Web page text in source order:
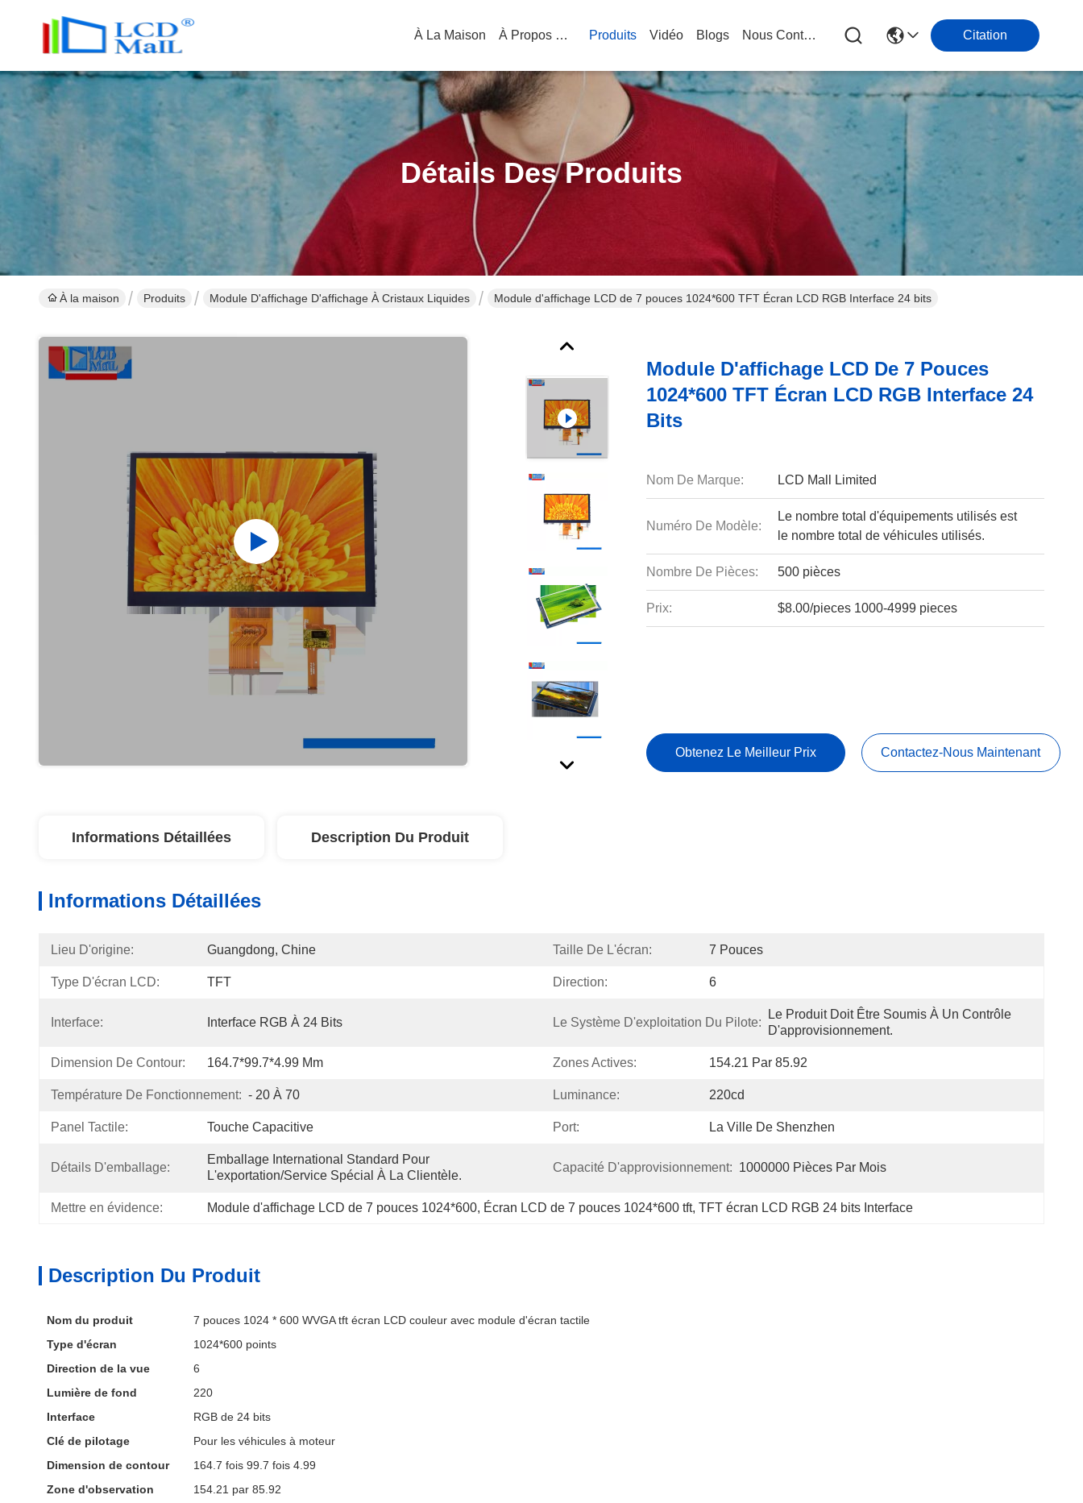
À La Maison À Propos De Nous Produits Vidéo Blogs Nous Contacter Citation
Détails Des Produits
À la maison Produits Module D'affichage D'affichage À Cristaux Liquides Module d'affichage LCD de 7 pouces 1024*600 TFT Écran LCD RGB Interface 24 bits
Module D'affichage LCD De 7 Pouces
1024*600 TFT Écran LCD RGB Interface 24
Bits
Nom De Marque: LCD Mall Limited
Numéro De Modèle:
Le nombre total d'équipements utilisés est
le nombre total de véhicules utilisés.
Nombre De Pièces: 500 pièces
Prix: $8.00/pieces 1000-4999 pieces
Obtenez Le Meilleur Prix Contactez-Nous Maintenant
Informations Détaillées Description Du Produit
Informations Détaillées
Lieu D'origine: Guangdong, Chine Taille De L'écran: 7 Pouces
Type D'écran LCD: TFT Direction: 6
Interface: Interface RGB À 24 Bits Le Système D'exploitation Du Pilote:
Le Produit Doit Être Soumis À Un Contrôle
D'approvisionnement.
Dimension De Contour: 164.7*99.7*4.99 Mm Zones Actives: 154.21 Par 85.92
Température De Fonctionnement: - 20 À 70 Luminance: 220cd
Panel Tactile: Touche Capacitive Port: La Ville De Shenzhen
Détails D'emballage:
Emballage International Standard Pour
L'exportation/service Spécial À La Clientèle.
Capacité D'approvisionnement: 1000000 Pièces Par Mois
Mettre en évidence: Module d'affichage LCD de 7 pouces 1024*600, Écran LCD de 7 pouces 1024*600 tft, TFT écran LCD RGB 24 bits Interface
Description Du Produit
Nom du produit
7 pouces 1024 * 600 WVGA tft écran LCD couleur avec module d'écran tactile
Type d'écran
1024*600 points
Direction de la vue
6
Lumière de fond
220
Interface
RGB de 24 bits
Clé de pilotage
Pour les véhicules à moteur
Dimension de contour
164.7 fois 99.7 fois 4.99
Zone d'observation
154.21 par 85.92